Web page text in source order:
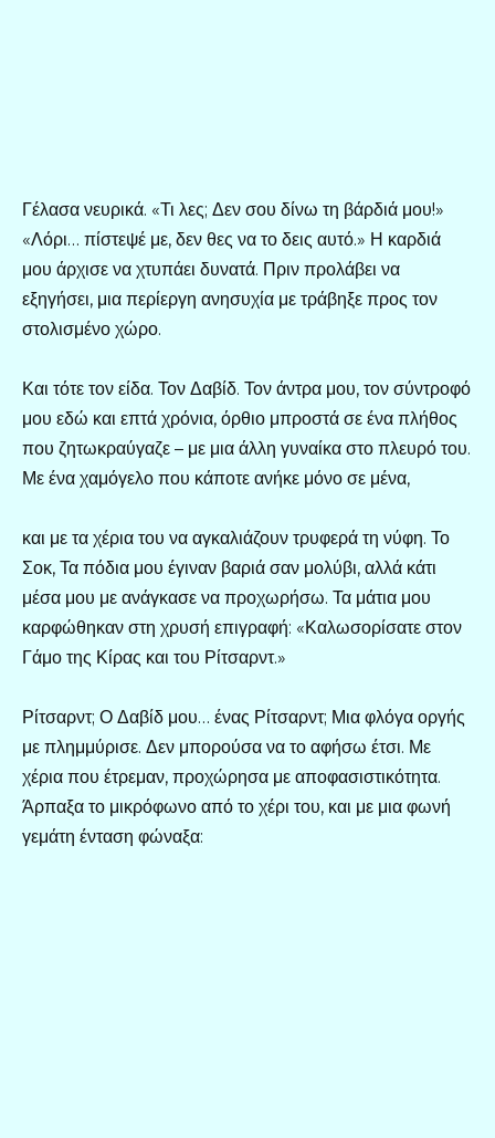
Γέλασα νευρικά. «Τι λες; Δεν σου δίνω τη βάρδιά μου!»
«Λόρι… πίστεψέ με, δεν θες να το δεις αυτό.» Η καρδιά
μου άρχισε να χτυπάει δυνατά. Πριν προλάβει να
εξηγήσει, μια περίεργη ανησυχία με τράβηξε προς τον
στολισμένο χώρο.
Και τότε τον είδα. Τον Δαβίδ. Τον άντρα μου, τον σύντροφό
μου εδώ και επτά χρόνια, όρθιο μπροστά σε ένα πλήθος
που ζητωκραύγαζε – με μια άλλη γυναίκα στο πλευρό του.
Με ένα χαμόγελο που κάποτε ανήκε μόνο σε μένα,
και με τα χέρια του να αγκαλιάζουν τρυφερά τη νύφη. Το
Σοκ, Τα πόδια μου έγιναν βαριά σαν μολύβι, αλλά κάτι
μέσα μου με ανάγκασε να προχωρήσω. Τα μάτια μου
καρφώθηκαν στη χρυσή επιγραφή: «Καλωσορίσατε στον
Γάμο της Κίρας και του Ρίτσαρντ.»
Ρίτσαρντ; Ο Δαβίδ μου… ένας Ρίτσαρντ; Μια φλόγα οργής
με πλημμύρισε. Δεν μπορούσα να το αφήσω έτσι. Με
χέρια που έτρεμαν, προχώρησα με αποφασιστικότητα.
Άρπαξα το μικρόφωνο από το χέρι του, και με μια φωνή
γεμάτη ένταση φώναξα: